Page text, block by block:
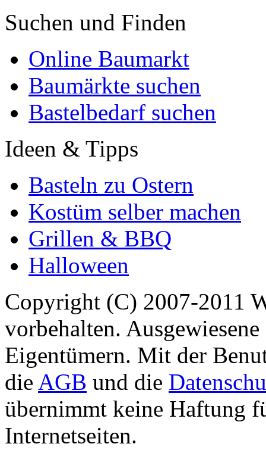
Suchen und Finden
Online Baumarkt
Baumärkte suchen
Bastelbedarf suchen
Ideen & Tipps
Basteln zu Ostern
Kostüm selber machen
Grillen & BBQ
Halloween
Copyright (C) 2007-2011
vorbehalten.
Eigentümern. Mit der
die AGB und die
übernimmt keine Haftung
Internetseiten.